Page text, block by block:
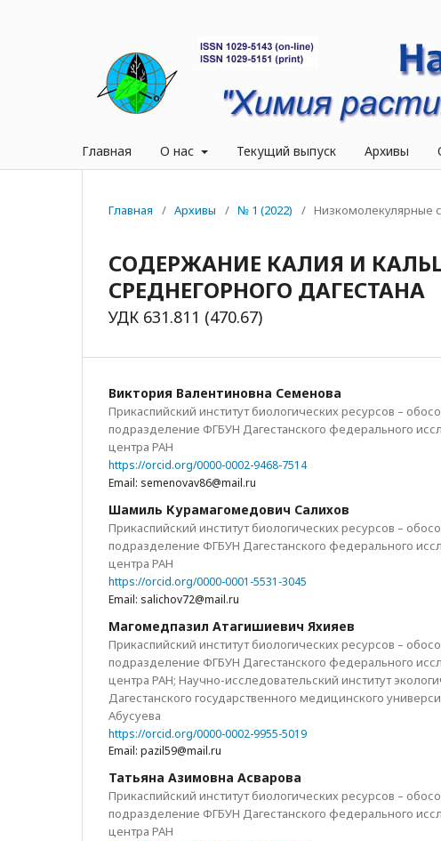
Главная О нас Текущий выпуск Архивы
Главная / Архивы / № 1 (2022) / Низкомолекулярные
СОДЕРЖАНИЕ КАЛИЯ И
СРЕДНЕГОРНОГО ДАГЕСТАНА
УДК 631.811 (470.67)
Виктория Валентиновна Семенова
Прикаспийский институт биологических ресурсов –
подразделение ФГБУН Дагестанского федерального
центра РАН
https://orcid.org/0000-0002-9468-7514
Email: semenovav86@mail.ru
Шамиль Курамагомедович Салихов
Прикаспийский институт биологических ресурсов –
подразделение ФГБУН Дагестанского федерального
центра РАН
https://orcid.org/0000-0001-5531-3045
Email: salichov72@mail.ru
Магомедпазил Атагишиевич Яхияев
Прикаспийский институт биологических ресурсов –
подразделение ФГБУН Дагестанского федерального
центра РАН; Научно-исследовательский институт
Дагестанского государственного медицинского
Абусуева
https://orcid.org/0000-0002-9955-5019
Email: pazil59@mail.ru
Татьяна Азимовна Асварова
Прикаспийский институт биологических ресурсов –
подразделение ФГБУН Дагестанского федерального
центра РАН